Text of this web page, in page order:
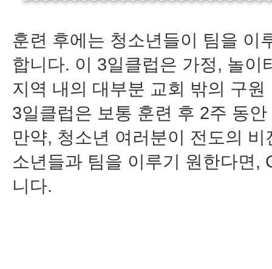
훈련 후에는 청소년들이 팀을 이
합니다. 이 3일클럽은 가정, 놀
지역 내의 대부분 교회 밖의 구
3일클럽은 보통 훈련 후 2주 동
만약, 청소년 여러분이 전도의
소년들과 팀을 이루기 원한다면,
니다.